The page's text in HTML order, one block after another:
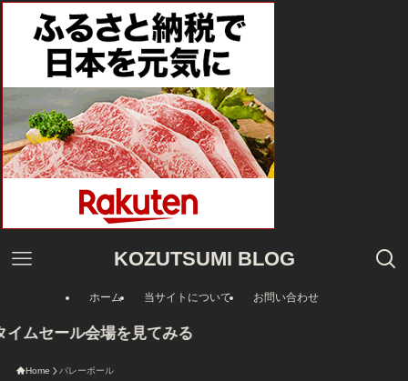
KOZUTSUMI BLOG
ホーム 当サイトについて お問い合わせ
ムセール会場を見てみる
Home バレーボール